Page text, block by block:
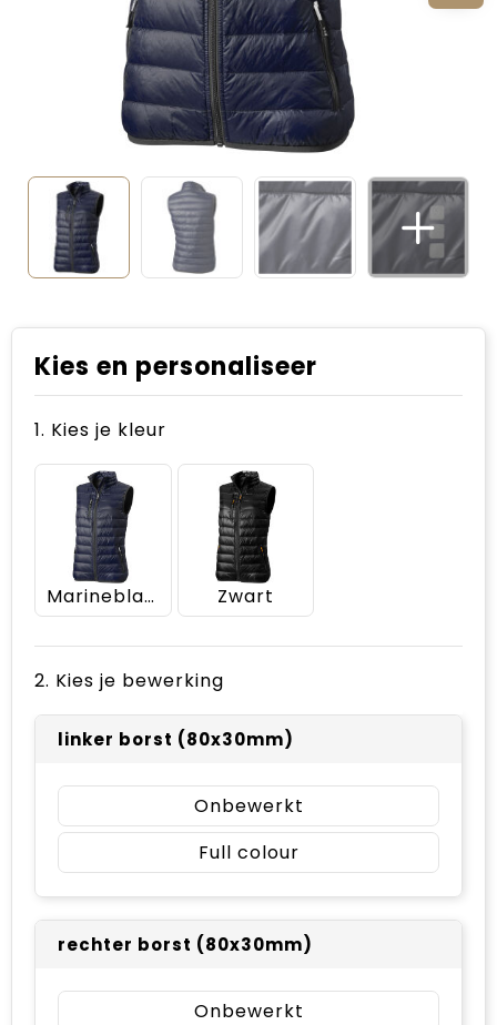
Zomerpakketten
Kies en personaliseer
1. Kies je kleur
Marineblauw Zwart
2. Kies je bewerking
linker borst (80x30mm)
Onbewerkt
Full colour
rechter borst (80x30mm)
Onbewerkt